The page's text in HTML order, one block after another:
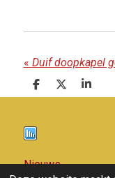
« Duif doopkapel
D
e
n
D
e
S
h
Nieuws